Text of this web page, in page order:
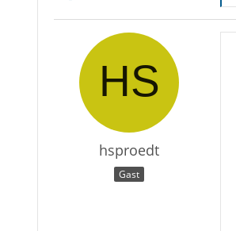
hsproedt
Gast